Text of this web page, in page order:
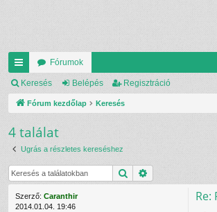
yo
rs
ke
k
Fórumok
Keresés Belépés Regisztráció
Fórum kezdőlap Keresés
4 találat
Ugrás a részletes kereséshez
Keresés
Szerző: Caranthir
2014.01.04. 19:46
Re: